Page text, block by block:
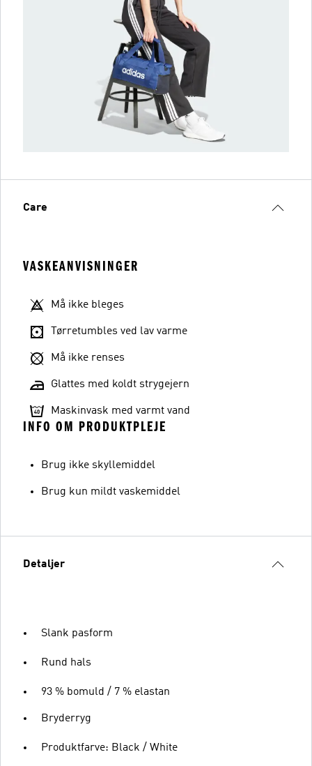
Care
VASKEANVISNINGER
Må ikke bleges
Tørretumbles ved lav varme
Må ikke renses
Glattes med koldt strygejern
Maskinvask med varmt vand
INFO OM PRODUKTPLEJE
Brug ikke skyllemiddel
Brug kun mildt vaskemiddel
Detaljer
Slank pasform
Rund hals
93 % bomuld / 7 % elastan
Bryderryg
Produktfarve: Black / White